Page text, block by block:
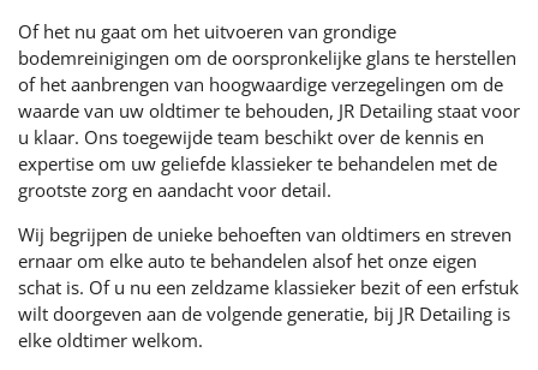
Of het nu gaat om het uitvoeren van grondige
bodemreinigingen om de oorspronkelijke glans te herstellen
of het aanbrengen van hoogwaardige verzegelingen om de
waarde van uw oldtimer te behouden, JR Detailing staat voor
u klaar. Ons toegewijde team beschikt over de kennis en
expertise om uw geliefde klassieker te behandelen met de
grootste zorg en aandacht voor detail.
Wij begrijpen de unieke behoeften van oldtimers en streven
ernaar om elke auto te behandelen alsof het onze eigen
schat is. Of u nu een zeldzame klassieker bezit of een erfstuk
wilt doorgeven aan de volgende generatie, bij JR Detailing is
elke oldtimer welkom.